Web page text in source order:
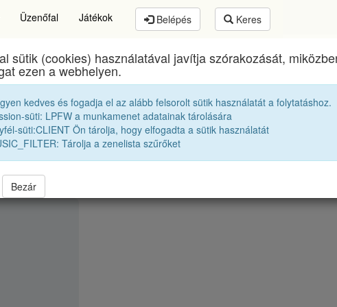
Üzenőfal Játékok Belépés Keres
Csere János Elméleti Líceumegykori diákjai 1967
Boga Erzsébet Márta
sütik (cookies) használatával javítja szórakozását,
ezen a webhelyen.
kedves és fogadja el az alább felsorolt sütik használatát a folytatáshoz.
süti: LPFW a munkamenet adatainak tárolására
süti:CLIENT Ön tárolja, hogy elfogadta a sütik használatát
Tárolja a zenelista szűrőket
Bezár